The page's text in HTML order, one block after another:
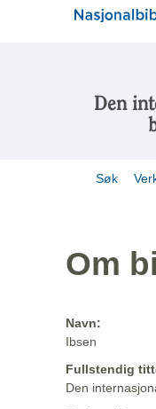
Den
Søk
Om
Navn:
Ibsen
Fullstendig
Den